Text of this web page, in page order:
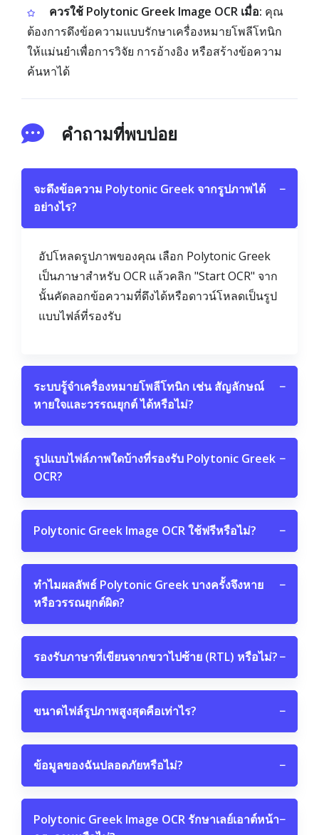
ควรใช้ Polytonic Greek Image OCR เมื่อ: คุณ
ต้องการดึงข้อความแบบรักษาเครื่องหมายโพลีโทนิก
ให้แม่นยำเพื่อการวิจัย การอ้างอิง หรือสร้างข้อความ
ค้นหาได้
คำถามที่พบบ่อย
จะดึงข้อความ Polytonic Greek จากรูปภาพได้
อย่างไร?
−
อัปโหลดรูปภาพของคุณ เลือก Polytonic Greek
เป็นภาษาสำหรับ OCR แล้วคลิก "Start OCR" จาก
นั้นคัดลอกข้อความที่ดึงได้หรือดาวน์โหลดเป็นรูป
แบบไฟล์ที่รองรับ
ระบบรู้จำเครื่องหมายโพลีโทนิก เช่น สัญลักษณ์
หายใจและวรรณยุกต์ ได้หรือไม่?
−
รูปแบบไฟล์ภาพใดบ้างที่รองรับ Polytonic Greek
OCR?
−
Polytonic Greek Image OCR ใช้ฟรีหรือไม่? −
ทำไมผลลัพธ์ Polytonic Greek บางครั้งจึงหาย
หรือวรรณยุกต์ผิด?
−
รองรับภาษาที่เขียนจากขวาไปซ้าย (RTL) หรือไม่?−
ขนาดไฟล์รูปภาพสูงสุดคือเท่าไร? −
ข้อมูลของฉันปลอดภัยหรือไม่? −
Polytonic Greek Image OCR รักษาเลย์เอาต์หน้า−